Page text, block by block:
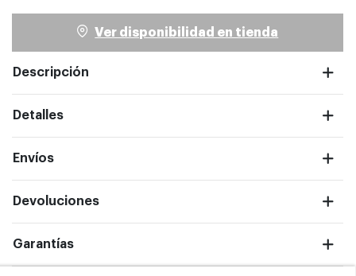
Ver disponibilidad en tienda
Descripción
Detalles
Envíos
Devoluciones
Garantías